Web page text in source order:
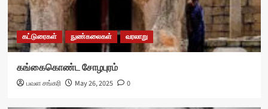
கட்டுரைகள் நுண்கலைகள் வரலாறு
கங்கைகொண்ட சோழபுரம்
பவள சங்கரி May 26, 2025 0